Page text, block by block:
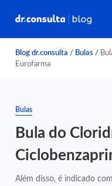
Blog dr.consulta / Bulas /
Eurofarma
Bulas
Bula do
Além disso, é indicado